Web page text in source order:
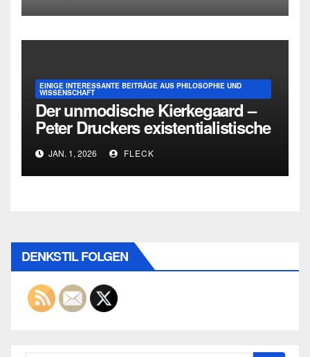
EINIGE INTERESSANTE BEITRÄGE AUS PHILOSOPHIE UND
WISSENSCHAFT
Der unmodische Kierkegaard –
Peter Druckers existentialistische
Intervention von 1933
JAN. 1, 2026 FLECK
DENKSTIL FOLGEN